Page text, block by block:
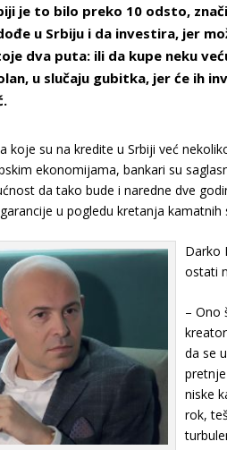
je to bilo preko 10 odsto,
u Srbiju i da investira, jer
dva puta: ili da kupe neku
u slučaju gubitka, jer će ih
koje su na kredite u Srbiji već
ekonomijama, bankari su
da tako bude i naredne dve
u pogledu kretanja kamatnih
Darko
ostati
– Ono
da se
niske
rok,